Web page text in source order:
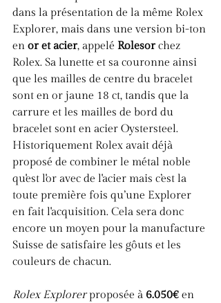
dans la présentation de la même Rolex
Explorer, mais dans une version bi-ton
en or et acier, appelé Rolesor chez
Rolex. Sa lunette et sa couronne ainsi
que les mailles de centre du bracelet
sont en or jaune 18 ct, tandis que la
carrure et les mailles de bord du
bracelet sont en acier Oystersteel.
Historiquement Rolex avait déjà
proposé de combiner le métal noble
qu'est l'or avec de l'acier mais c’est la
toute première fois qu’une Explorer
en fait l'acquisition. Cela sera donc
encore un moyen pour la manufacture
Suisse de satisfaire les gôuts et les
couleurs de chacun.
Rolex Explorer proposée à 6.050€ en